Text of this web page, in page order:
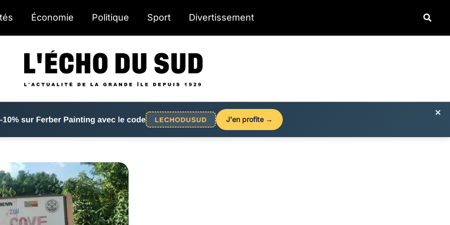
Économie Politique Sport Divertissement
×
J'en profite →